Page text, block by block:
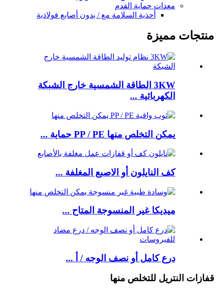
معدات حماية القدم
أحذية السلامة مع / بدون أصابع فولاذية
منتجات مميزة
3KW الطاقة الشمسية خارج الشبكة
الكهربائية ...
يمكن التخلص منها PP / PE حماية ...
كف النايلون أو الاصبع المغلفة ...
ميديكا غير المنسوجة المتاح ...
درع كامل أو نصف الوجه / أ ...
قفازات النتريل للتخلص منها